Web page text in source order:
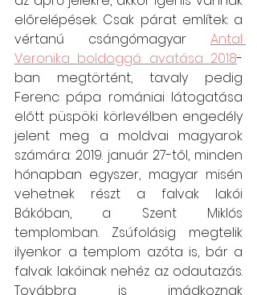
előrelépések. Csak párat említek: a
vértanú csángómagyar Antal
Veronika boldoggá avatása 2018-
ban megtörtént, tavaly pedig
Ferenc pápa romániai látogatása
előtt püspöki körlevélben engedély
jelent meg a moldvai magyarok
számára: 2019. január 27-től, minden
hónapban egyszer, magyar misén
vehetnek részt a falvak lakói
Bákóban, a Szent Miklós
templomban. Zsúfolásig megtelik
ilyenkor a templom azóta is, bár a
falvak lakóinak nehéz az odautazás.
Továbbra is imádkoznak